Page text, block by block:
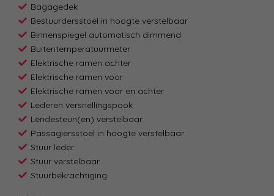
Bagagedek
Bestuurdersstoel in hoogte verstelbaar
Binnenspiegel automatisch dimmend
Buitentemperatuurmeter
Elektrische ramen achter
Elektrische ramen voor
Elektrische ramen voor en achter
Lederen versnellingspook
Lendesteun(en) verstelbaar
Passagiersstoel in hoogte verstelbaar
Stuur leder
Stuur verstelbaar
Stuurbekrachtiging